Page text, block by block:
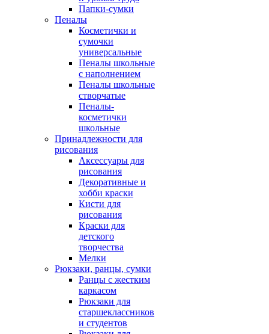
Папки-сумки
Пеналы
Косметички и
сумочки
универсальные
Пеналы школьные
с наполнением
Пеналы школьные
створчатые
Пеналы-
косметички
школьные
Принадлежности для
рисования
Аксессуары для
рисования
Декоративные и
хобби краски
Кисти для
рисования
Краски для
детского
творчества
Мелки
Рюкзаки, ранцы, сумки
Ранцы с жестким
каркасом
Рюкзаки для
старшеклассников
и студентов